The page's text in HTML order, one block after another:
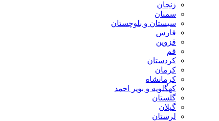
زنجان
سمنان
سیستان و بلوچستان
فارس
قزوین
قم
کردستان
کرمان
کرمانشاه
کهگلویه و بویر احمد
گلستان
گیلان
لرستان